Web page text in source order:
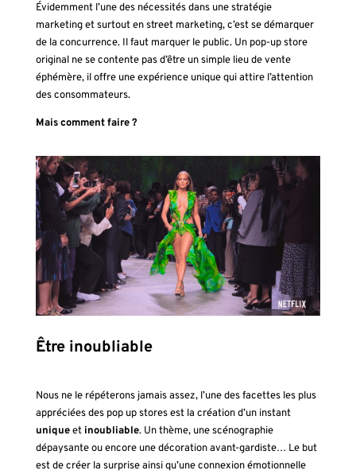
Évidemment l’une des nécessités dans une stratégie
marketing et surtout en street marketing, c’est se démarquer
de la concurrence. Il faut marquer le public. Un pop-up store
original ne se contente pas d’être un simple lieu de vente
éphémère, il offre une expérience unique qui attire l’attention
des consommateurs.
Mais comment faire ?
Être inoubliable
Nous ne le répéterons jamais assez, l’une des facettes les plus
appréciées des pop up stores est la création d’un instant
uniqueet inoubliable. Un thème, une scénographie
dépaysante ou encore une décoration avant-gardiste… Le but
est de créer la surprise ainsi qu’une connexion émotionnelle